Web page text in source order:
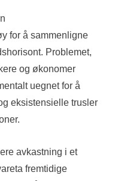
for å sammenligne
Problemet,
og økonomer
uegnet for å
eksistensielle trusler
avkastning i et
fremtidige